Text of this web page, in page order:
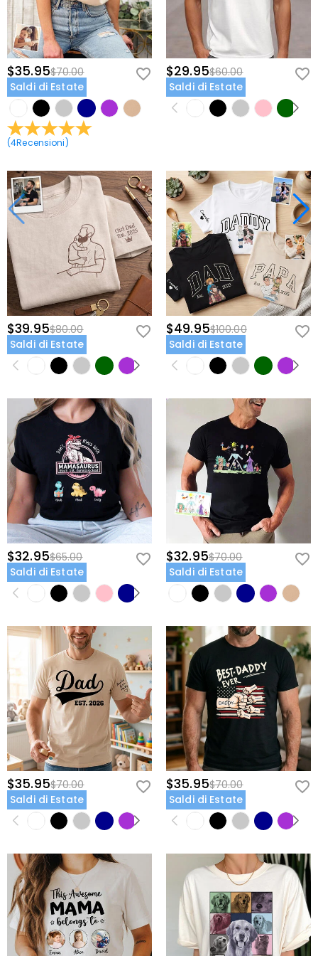
$35.95$70.00
Saldi di Estate
(4Recensioni)
$29.95$60.00
Saldi di Estate
$39.95$80.00
Saldi di Estate
$49.95$100.00
Saldi di Estate
$32.95$65.00
Saldi di Estate
$32.95$70.00
Saldi di Estate
$35.95$70.00
Saldi di Estate
$35.95$70.00
Saldi di Estate